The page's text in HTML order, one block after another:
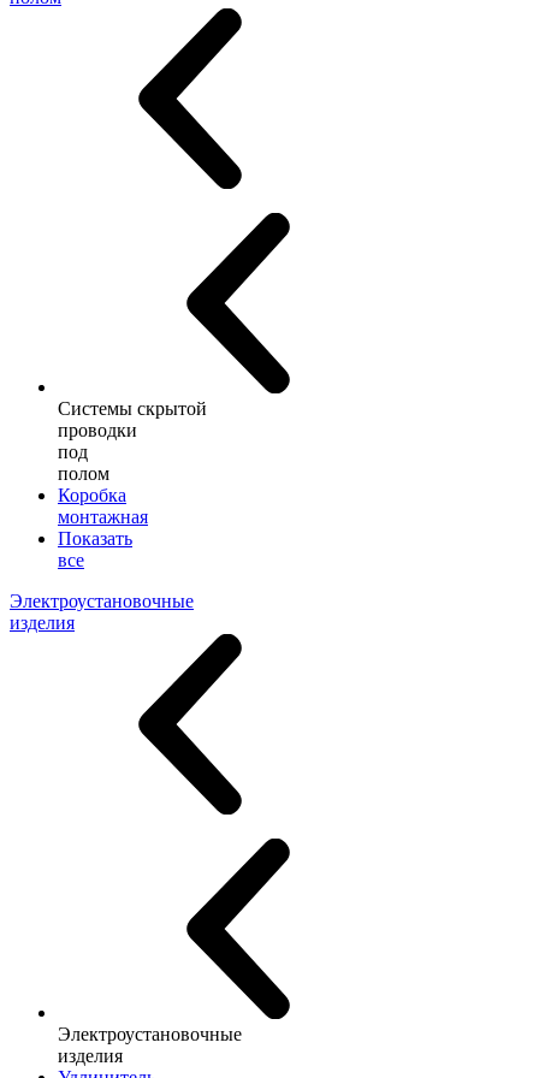
Системы скрытой
проводки
под
полом
Коробка
монтажная
Показать
все
Электроустановочные
изделия
Электроустановочные
изделия